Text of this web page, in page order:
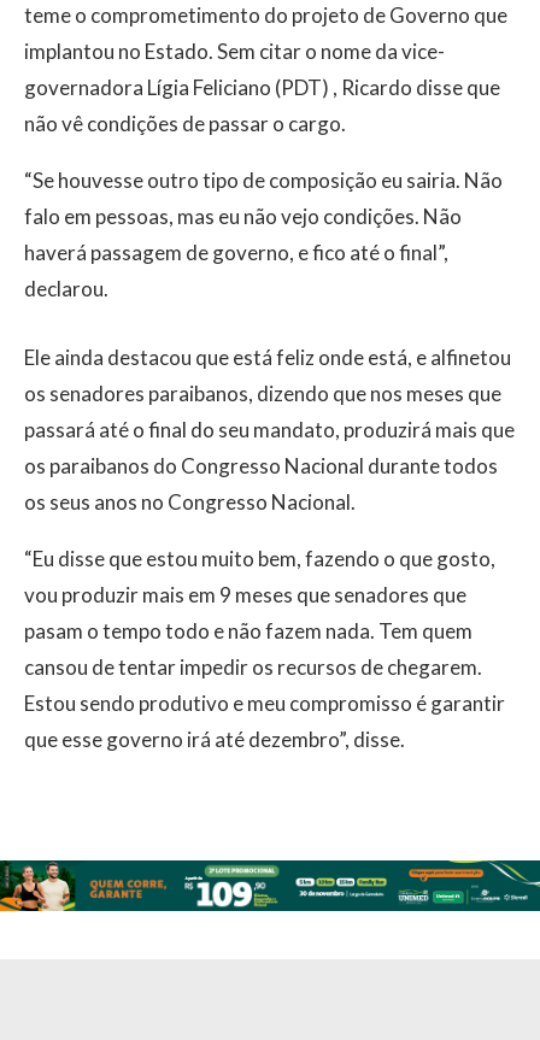
teme o comprometimento do projeto de Governo que
implantou no Estado. Sem citar o nome da vice-
governadora Lígia Feliciano (PDT) , Ricardo disse que
não vê condições de passar o cargo.
“Se houvesse outro tipo de composição eu sairia. Não
falo em pessoas, mas eu não vejo condições. Não
haverá passagem de governo, e fico até o final”,
declarou.
Ele ainda destacou que está feliz onde está, e alfinetou
os senadores paraibanos, dizendo que nos meses que
passará até o final do seu mandato, produzirá mais que
os paraibanos do Congresso Nacional durante todos
os seus anos no Congresso Nacional.
“Eu disse que estou muito bem, fazendo o que gosto,
vou produzir mais em 9 meses que senadores que
pasam o tempo todo e não fazem nada. Tem quem
cansou de tentar impedir os recursos de chegarem.
Estou sendo produtivo e meu compromisso é garantir
que esse governo irá até dezembro”, disse.